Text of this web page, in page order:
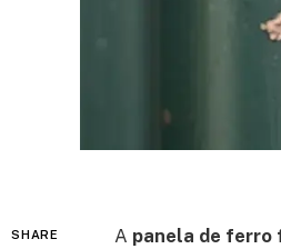
SHARE A panela de ferro